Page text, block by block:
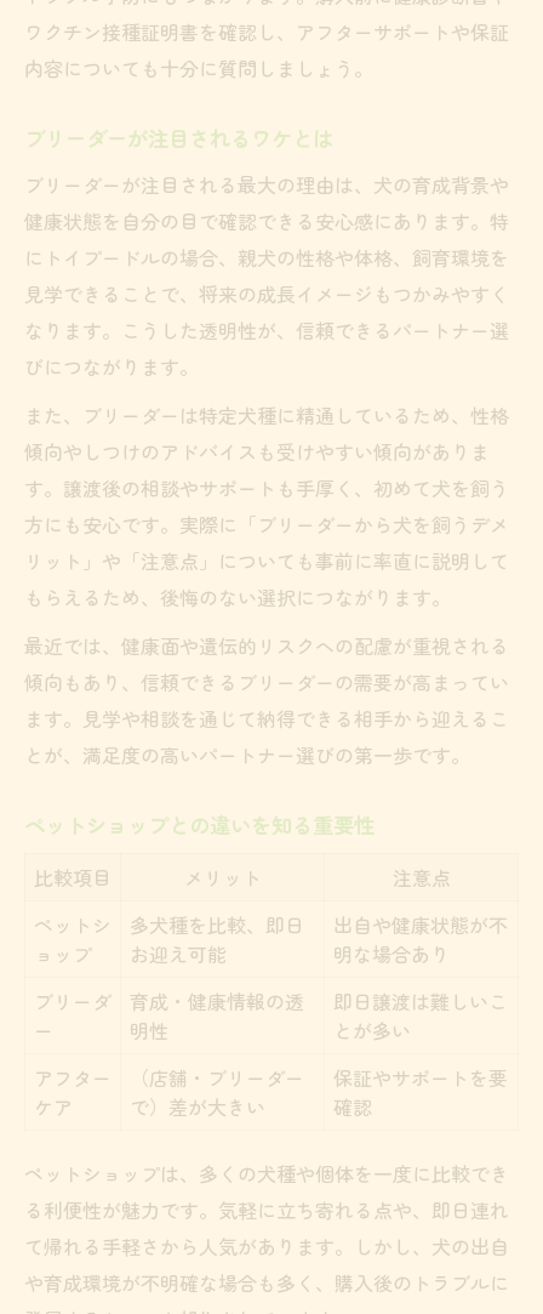
ワクチン接種証明書を確認し、アフターサポートや保証
内容についても十分に質問しましょう。
ブリーダーが注目されるワケとは
ブリーダーが注目される最大の理由は、犬の育成背景や
健康状態を自分の目で確認できる安心感にあります。特
にトイプードルの場合、親犬の性格や体格、飼育環境を
見学できることで、将来の成長イメージもつかみやすく
なります。こうした透明性が、信頼できるパートナー選
びにつながります。
また、ブリーダーは特定犬種に精通しているため、性格
傾向やしつけのアドバイスも受けやすい傾向がありま
す。譲渡後の相談やサポートも手厚く、初めて犬を飼う
方にも安心です。実際に「ブリーダーから犬を飼うデメ
リット」や「注意点」についても事前に率直に説明して
もらえるため、後悔のない選択につながります。
最近では、健康面や遺伝的リスクへの配慮が重視される
傾向もあり、信頼できるブリーダーの需要が高まってい
ます。見学や相談を通じて納得できる相手から迎えるこ
とが、満足度の高いパートナー選びの第一歩です。
ペットショップとの違いを知る重要性
比較項目 メリット
注意点
ペットシ
ョップ
多犬種を比較、即日
お迎え可能
出自や健康状態が不
明な場合あり
ブリーダ
ー
育成・健康情報の透
明性
即日譲渡は難しいこ
とが多い
アフター
ケア
（店舗・ブリーダー
で）差が大きい
保証やサポートを要
確認
ペットショップは、多くの犬種や個体を一度に比較でき
る利便性が魅力です。気軽に立ち寄れる点や、即日連れ
て帰れる手軽さから人気があります。しかし、犬の出自
や育成環境が不明確な場合も多く、購入後のトラブルに